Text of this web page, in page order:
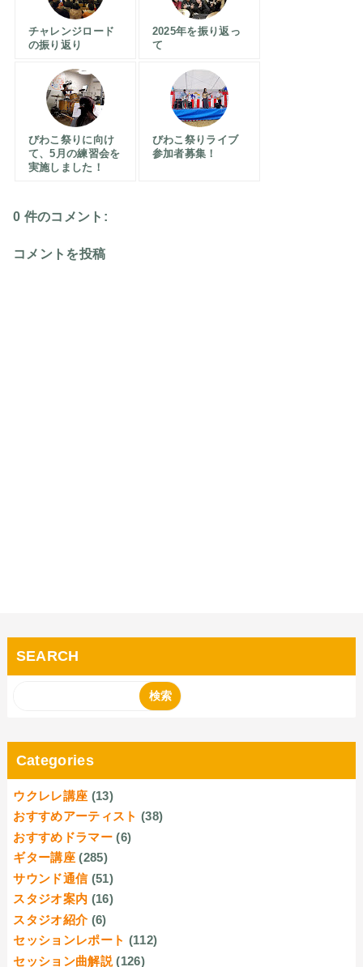
チャレンジロード
の振り返り
2025年を振り返っ
て
びわこ祭りに向け
て、5月の練習会を
実施しました！
びわこ祭りライブ
参加者募集！
0 件のコメント:
コメントを投稿
SEARCH
Categories
ウクレレ講座 (13)
おすすめアーティスト (38)
おすすめドラマー (6)
ギター講座 (285)
サウンド通信 (51)
スタジオ案内 (16)
スタジオ紹介 (6)
セッションレポート (112)
セッション曲解説 (126)